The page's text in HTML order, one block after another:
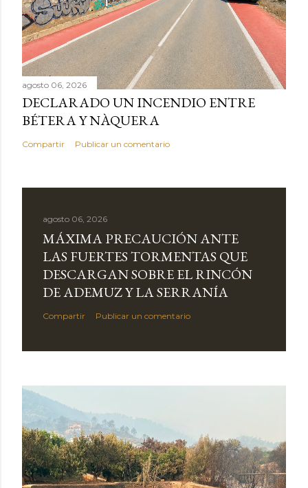
agosto 06, 2026
DECLARADO UN INCENDIO ENTRE
BÉTERA Y NÀQUERA
Compartir Publicar un comentario
agosto 06, 2026
MÁXIMA PRECAUCIÓN ANTE
LAS FUERTES TORMENTAS QUE
DESCARGAN SOBRE EL RINCÓN
DE ADEMUZ Y LA SERRANÍA
Compartir Publicar un comentario